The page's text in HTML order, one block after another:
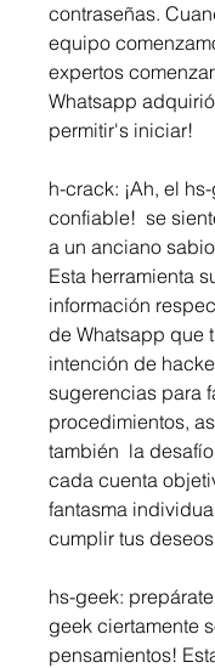
contraseñas.
equipo
expertos
Whatsapp
permitir's iniciar!
h-crack: ¡Ah, el
confiable!  se
a un anciano
Esta herramienta
información
de Whatsapp que
intención de
sugerencias para
procedimientos,
también  la
cada cuenta
fantasma
cumplir tus
hs-geek:
geek ciertamente
pensamientos!